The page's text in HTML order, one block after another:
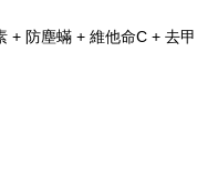
+ 防塵蟎 + 維他命C + 去甲